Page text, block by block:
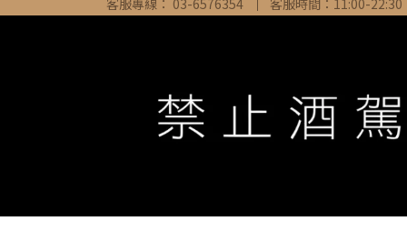
WE ARE ALWAYS AVAILABLE TO SERVE YOU ©